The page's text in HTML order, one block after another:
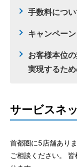
手数料につ
キャンペー
お客様本位
実現するた
サービスネ
首都圏に5店舗あり
ご相談ください。